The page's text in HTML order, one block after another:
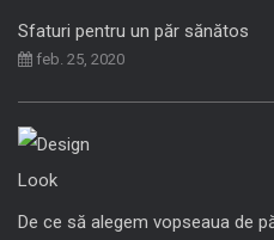
Sfaturi pentru un păr sănătos
feb. 25, 2020
De ce să alegem vopseaua de